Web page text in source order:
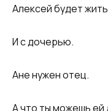
Алексей будет
И с дочерью.
Ане нужен отец.
А что ты можешь ей